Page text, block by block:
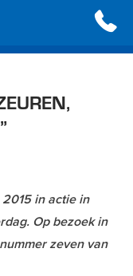
in actie in
Op bezoek in
zeven van